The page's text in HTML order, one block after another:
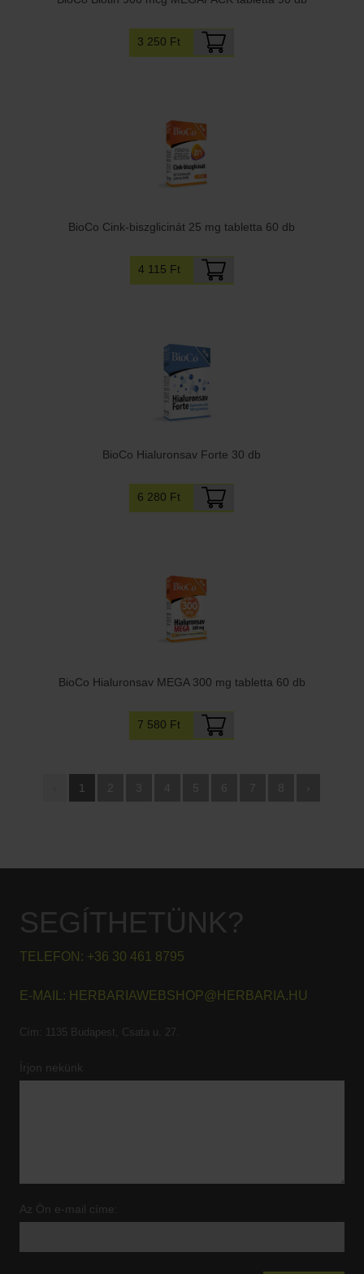
3 250 Ft
BioCo Cink-biszglicinát 25 mg tabletta 60 db
4 115 Ft
BioCo Hialuronsav Forte 30 db
6 280 Ft
BioCo Hialuronsav MEGA 300 mg tabletta 60 db
7 580 Ft
1
SEGÍTHETÜNK?
TELEFON: +36 30 461 8795
E-MAIL: HERBARIAWEBSHOP@HERBARIA.HU
Cím: 1135 Budapest, Csata u. 27.
Írjon nekünk
Az Ön e-mail címe: